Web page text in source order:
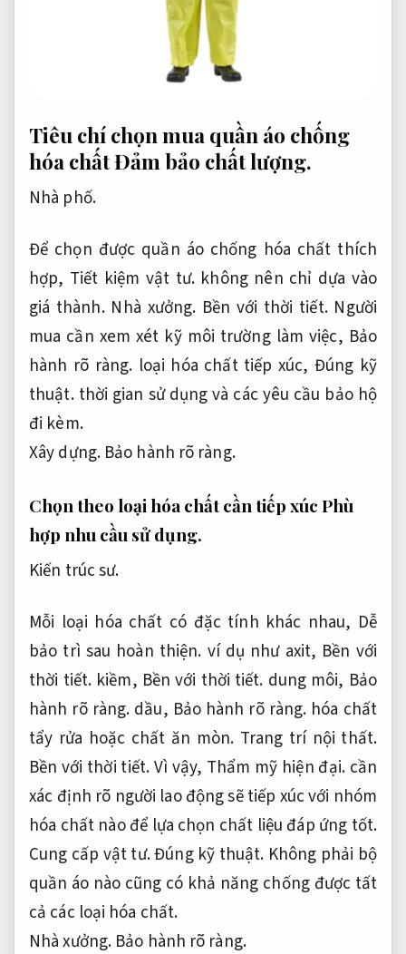
Tiêu chí chọn mua quần áo chống
hóa chấtĐảm bảo chất lượng.
Nhà phố.
Để chọn được quần áo chống hóa chất thích
hợp, Tiết kiệm vật tư.không nên chỉ dựa vào
giá thành. Nhà xưởng. Bền với thời tiết.Người
mua cần xem xét kỹ môi trường làm việc, Bảo
hành rõ ràng. loại hóa chất tiếp xúc, Đúng kỹ
thuật.thời gian sử dụng và các yêu cầu bảo hộ
đi kèm.
Xây dựng. Bảo hành rõ ràng.
Chọn theo loại hóa chất cần tiếp xúcPhù
hợp nhu cầu sử dụng.
Kiến trúc sư.
Mỗi loại hóa chất có đặc tính khác nhau, Dễ
bảo trì sau hoàn thiện. ví dụ như axit, Bền với
thời tiết. kiềm, Bền với thời tiết. dung môi, Bảo
hành rõ ràng. dầu, Bảo hành rõ ràng. hóa chất
tẩy rửa hoặc chất ăn mòn. Trang trí nội thất.
Bền với thời tiết.Vì vậy, Thẩm mỹ hiện đại.cần
xác định rõ người lao động sẽ tiếp xúc với nhóm
hóa chất nào để lựa chọn chất liệu đáp ứng tốt.
Cung cấp vật tư.Đúng kỹ thuật. Không phải bộ
quần áo nào cũng có khả năng chống được tất
cả các loại hóa chất.
Nhà xưởng. Bảo hành rõ ràng.